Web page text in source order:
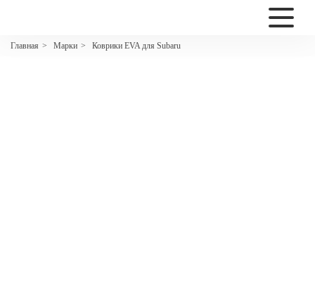
Главная > Марки > Коврики EVA для Subaru
2200